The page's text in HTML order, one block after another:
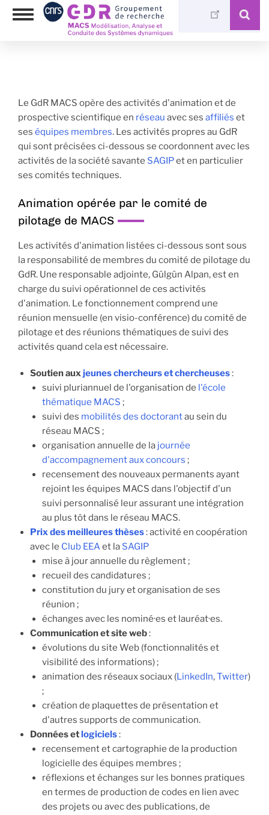
Skip
Toggle
Photothèque
Médiathèque
Le GdR MACS opère des activités d'animation et de
prospective scientifique en réseau avec ses affiliés et
ses équipes membres. Les activités propres au GdR
qui sont précisées ci-dessous se coordonnent avec les
activités de la société savante SAGIPet en particulier
ses comités techniques.
Animation opérée par le comité de
pilotage de MACS
Les activités d'animation listées ci-dessous sont sous
la responsabilité de membres du comité de pilotage du
GdR. Une responsable adjointe, Gülgün Alpan, est en
charge du suivi opérationnel de ces activités
d'animation. Le fonctionnement comprend une
réunion mensuelle (en visio-conférence) du comité de
pilotage et des réunions thématiques de suivi des
activités quand cela est nécessaire.
Soutien auxjeunes chercheurs et chercheuses:
suivi pluriannuel de l'organisation de l'école
thématique MACS ;
suivi des mobilités des doctorantau sein du
réseau MACS ;
organisation annuelle de la journée
d'accompagnement aux concours ;
recensement des nouveaux permanents ayant
rejoint les équipes MACS dans l'objectif d'un
suivi personnalisé leur assurant une intégration
au plus tôt dans le réseau MACS.
Prix des meilleures thèses: activité en coopération
avec le Club EEAet la SAGIP
mise à jour annuelle du règlement ;
recueil des candidatures ;
constitution du jury et organisation de ses
réunion ;
échanges avec les nominé·es et lauréat·es.
Communication et site web:
évolutions du site Web (fonctionnalités et
visibilité des informations) ;
animation des réseaux sociaux (LinkedIn,Twitter)
;
création de plaquettes de présentation et
d'autres supports de communication.
Données etlogiciels:
recensement et cartographie de la production
logicielle des équipes membres ;
réflexions et échanges sur les bonnes pratiques
en termes de production de codes en lien avec
des projets ou avec des publications, de